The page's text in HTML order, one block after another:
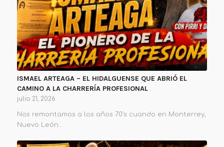
ISMAEL ARTEAGA – EL HIDALGUENSE QUE ABRIÓ EL
CAMINO A LA CHARRERÍA PROFESIONAL
julio 21, 2026
Nos remontamos a los años 70's cuando en Monterrey,
Nuevo León…